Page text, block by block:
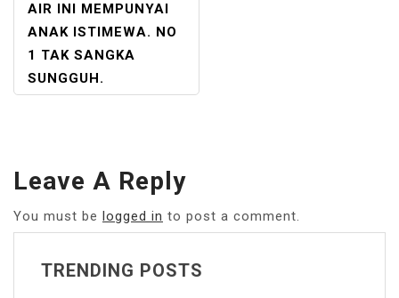
AIR INI MEMPUNYAI
ANAK ISTIMEWA. NO
1 TAK SANGKA
SUNGGUH.
Leave A Reply
You must be logged in to post a comment.
TRENDING POSTS